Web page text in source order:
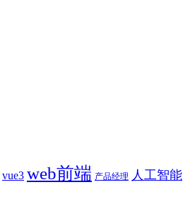
vue3 web前端 产品经理 人工智能